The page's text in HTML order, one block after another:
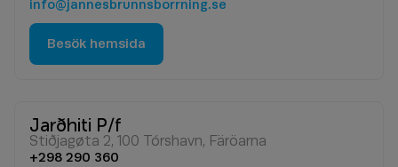
info@jannesbrunnsborrning.se
Besök hemsida
Jarðhiti P/f
Stiðjagøta 2, 100 Tórshavn, Färöarna
+298 290 360